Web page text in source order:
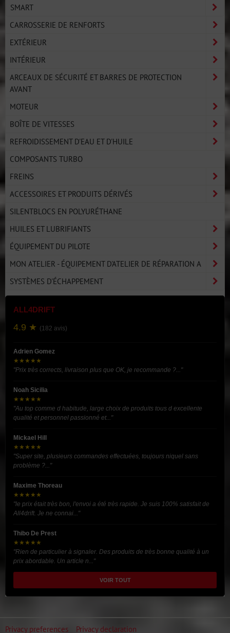
SMART
CARROSSERIE DE RENFORTS
EXTÉRIEUR
INTÉRIEUR
ARCEAUX DE SÉCURITÉ ET BARRES DE PROTECTION
AVANT
MOTEUR
BOÎTE DE VITESSES
REFROIDISSEMENT D'EAU ET D'HUILE
COMPOSANTS TURBO
FREINS
ACCESSOIRES ET PRODUITS DÉRIVÉS
SILENTBLOCS EN POLYURÉTHANE
HUILES ET LUBRIFIANTS
ÉQUIPEMENT DU PILOTE
MON ATELIER - ÉQUIPEMENT D'ATELIER DE RÉPARATION A
SYSTÈMES D'ÉCHAPPEMENT
ALL4DRIFT
4.9 ★ (182 avis)
Adrien Gomez
★★★★★
"Prix très corrects, livraison plus que OK, je recommande ?..."
Noah Sicilia
★★★★★
"Au top comme d habitude, large choix de produits tous d excellente
qualité et personnel passionné et..."
Mickael Hill
★★★★★
"Super site, plusieurs commandes effectuées, toujours niquel sans
problème ?..."
Maxime Thoreau
★★★★★
"le prix était très bon, l'envoi a été très rapide. Je suis 100% satisfait de
All4drift. Je ne connai..."
Thibo De Prest
★★★★★
"Rien de particulier à signaler. Des produits de très bonne qualité à un
prix abordable. Un article n..."
VOIR TOUT
Privacy preferences Privacy declaration